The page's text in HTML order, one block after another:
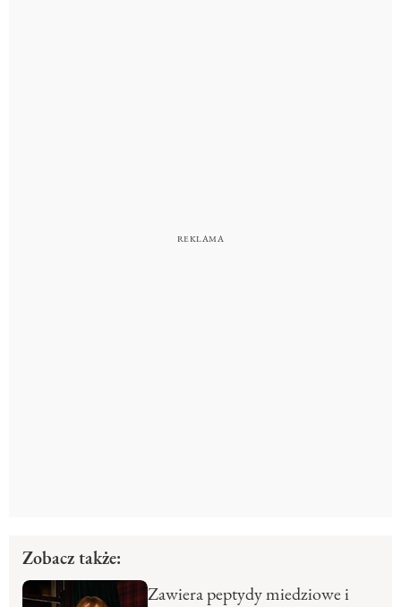
Zobacz także:
Zawiera peptydy miedziowe i